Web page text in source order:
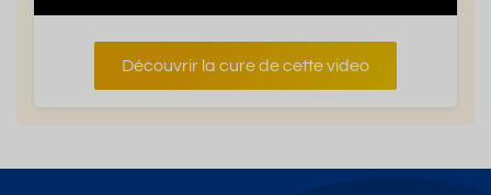
Découvrir la cure de cette video